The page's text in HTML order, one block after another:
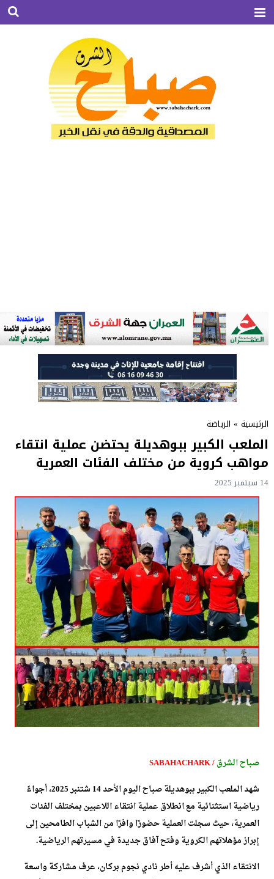
الرئيسية » الرياضة
الملعب الكبير ببوهديلة يحتضن عملية انتقاء
مواهب كروية من مختلف الفئات العمرية
14 سبتمبر 2025
صباح الشرق/ SABAHACHARK
شهد الملعب الكبير ببوهديلة صباح اليوم الأحد 14 شتنبر 2025، أجواءً
رياضية استثنائية مع انطلاق عملية انتقاء اللاعبين بمختلف الفئات
العمرية، حيث سجلت العملية حضورًا وافرًا من الشباب الطامحين إلى
إبراز مؤهلاتهم الكروية وفتح آفاق جديدة في مسيرتهم الرياضية.
الانتقاء الذي أشرف عليه أطر نادي نجوم بركان، عرف مشاركة واسعة